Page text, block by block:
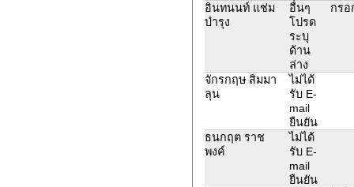
อินทนนท์ แช่ม
บำรุง
อื่นๆ
โปรด
ระบุ
ด้าน
ล่าง
กรอ
จักรกฤษ สิมมา
ลุน
ไม่ได้
รับ E-
mail
ยืนยัน
ธนกฤต ราช
พงค์
ไม่ได้
รับ E-
mail
ยืนยัน